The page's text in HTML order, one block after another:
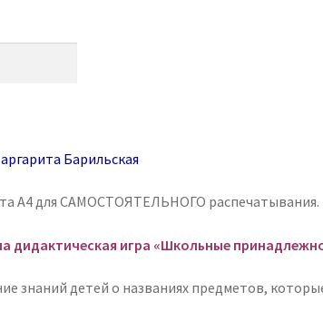
Барильская
А4 для САМОСТОЯТЕЛЬНОГО распечатывания.
дидактическая игра «Школьные
знаний детей о названиях предметов,